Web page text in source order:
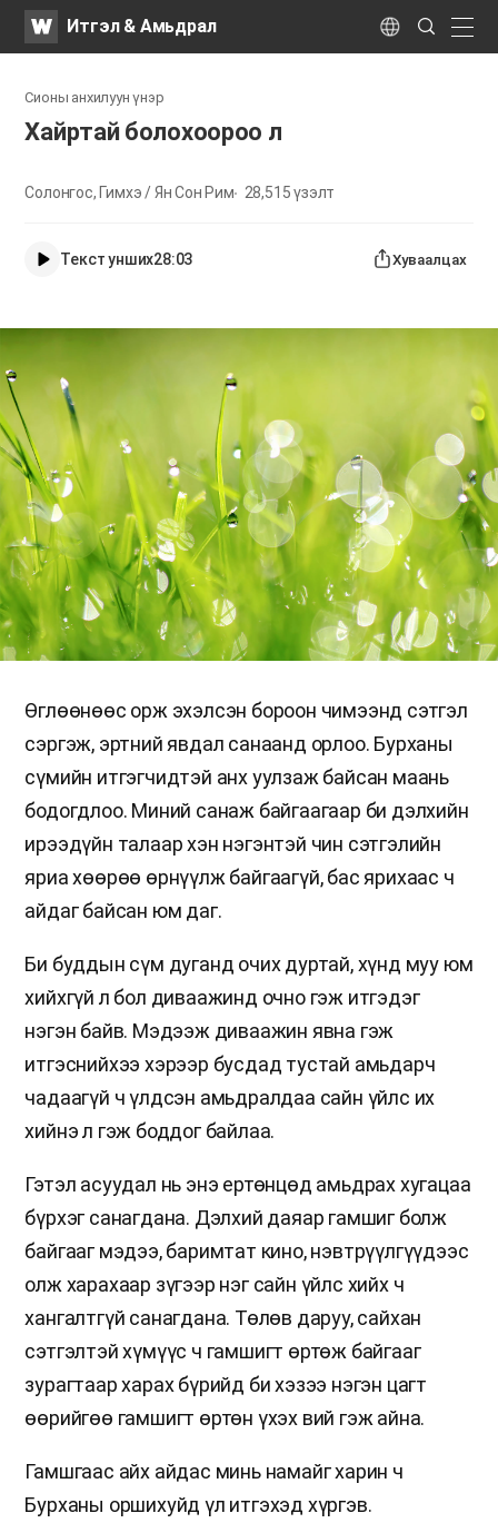
WATVИтгэл & Амьдрал Language
Search
Submit
Сионы анхилуун үнэр
Хайртай болохоороо л
Солонгос, Гимхэ / Ян Сон Рим 28,515үзэлт
Текст унших28:03 Хуваалцах
Өглөөнөөс орж эхэлсэн бороон чимээнд сэтгэл
сэргэж, эртний явдал санаанд орлоо. Бурханы
сүмийн итгэгчидтэй анх уулзаж байсан маань
бодогдлоо. Миний санаж байгаагаар би дэлхийн
ирээдүйн талаар хэн нэгэнтэй чин сэтгэлийн
яриа хөөрөө өрнүүлж байгаагүй, бас ярихаас ч
айдаг байсан юм даг.
Би буддын сүм дуганд очих дуртай, хүнд муу юм
хийхгүй л бол диваажинд очно гэж итгэдэг
нэгэн байв. Мэдээж диваажин явна гэж
итгэснийхээ хэрээр бусдад тустай амьдарч
чадаагүй ч үлдсэн амьдралдаа сайн үйлс их
хийнэ л гэж боддог байлаа.
Гэтэл асуудал нь энэ ертөнцөд амьдрах хугацаа
бүрхэг санагдана. Дэлхий даяар гамшиг болж
байгааг мэдээ, баримтат кино, нэвтрүүлгүүдээс
олж харахаар зүгээр нэг сайн үйлс хийх ч
хангалтгүй санагдана. Төлөв даруу, сайхан
сэтгэлтэй хүмүүс ч гамшигт өртөж байгааг
зурагтаар харах бүрийд би хэзээ нэгэн цагт
өөрийгөө гамшигт өртөн үхэх вий гэж айна.
Гамшгаас айх айдас минь намайг харин ч
Бурханы оршихуйд үл итгэхэд хүргэв.